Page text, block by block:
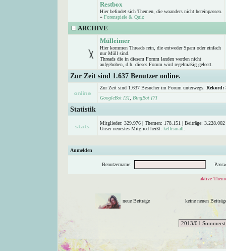
Restbox
Hier befindet sich Themen, die woanders nicht hereinpassen.
» Forenspiele & Quiz
ARCHIVE
Mülleimer
Hier kommen Threads rein, die entweder Spam oder einfach
nur Müll sind.
Threads die in diesem Forum landen werden nicht
aufgehoben, d.h. dieses Forum wird regelmäßig geleert.
Zur Zeit sind 1.637 Benutzer online.
Zur Zeit sind 1.637 Besucher im Forum unterwegs. Rekord:
GoogleBot [3]
BingBot [7]
Statistik
Mitglieder: 329.976 | Themen: 178.151 | Beiträge:
Unser neuestes Mitglied heißt: kellismall
Anmelden
Benutzername:
aktive
neue Beiträge keine neuen